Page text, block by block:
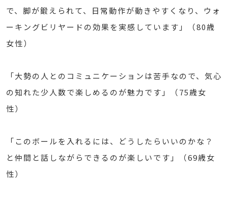
で、脚が鍛えられて、日常動作が動きやすくなり、ウォ
ーキングビリヤードの効果を実感しています」（80歳
女性）
「大勢の人とのコミュニケーションは苦手なので、気心
の知れた少人数で楽しめるのが魅力です」（75歳女
性）
「このボールを入れるには、どうしたらいいのかな？
と仲間と話しながらできるのが楽しいです」（69歳女
性）